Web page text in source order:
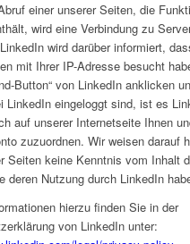
einer unserer Seiten, die
wird eine Verbindung zu
wird darüber informiert,
mit Ihrer IP-Adresse besucht
Button“ von LinkedIn anklicken
LinkedIn eingeloggt sind, ist es
auf unserer Internetseite Ihnen
zuzuordnen. Wir weisen darauf
Seiten keine Kenntnis vom Inhalt
deren Nutzung durch LinkedIn
hierzu finden Sie in der
von LinkedIn unter: